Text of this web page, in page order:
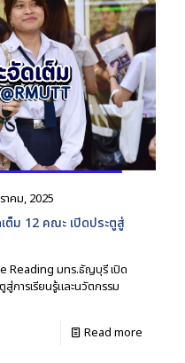
าคม, 2025
ม 12 คณะ เปิดประตูสู่
Reading มทร.ธัญบุรี เปิด
การเรียนรู้และนวัตกรรม
Read more